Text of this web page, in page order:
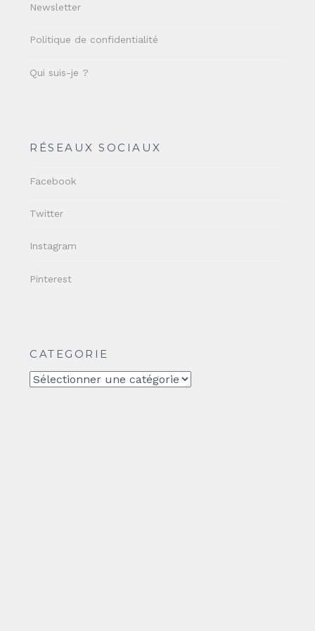
Newsletter
Politique de confidentialité
Qui suis-je ?
RÉSEAUX SOCIAUX
Facebook
Twitter
Instagram
Pinterest
CATEGORIE
CATEGORIE